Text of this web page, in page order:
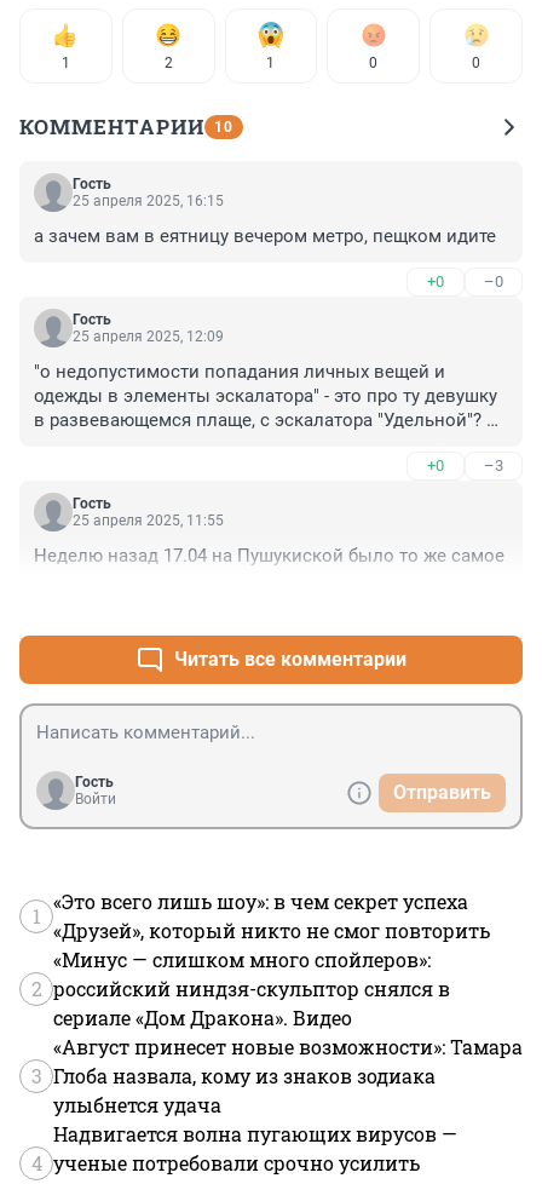
1 2 1 0 0
КОММЕНТАРИИ 10
Гость
25 апреля 2025, 16:15
а зачем вам в еятницу вечером метро, пещком идите
+0 –0
Гость
25 апреля 2025, 12:09
"о недопустимости попадания личных вещей и
одежды в элементы эскалатора" - это про ту девушку
в развевающемся плаще, с эскалатора "Удельной"?
+0 –3
Гость
25 апреля 2025, 11:55
Неделю назад 17.04 на Пушукиской было то же самое
Читать все комментарии
Гость
Войти
Отправить
1
«Это всего лишь шоу»: в чем секрет успеха
«Друзей», который никто не смог повторить
2
«Минус — слишком много спойлеров»:
российский ниндзя-скульптор снялся в
сериале «Дом Дракона». Видео
3
«Август принесет новые возможности»: Тамара
Глоба назвала, кому из знаков зодиака
улыбнется удача
4
Надвигается волна пугающих вирусов —
ученые потребовали срочно усилить